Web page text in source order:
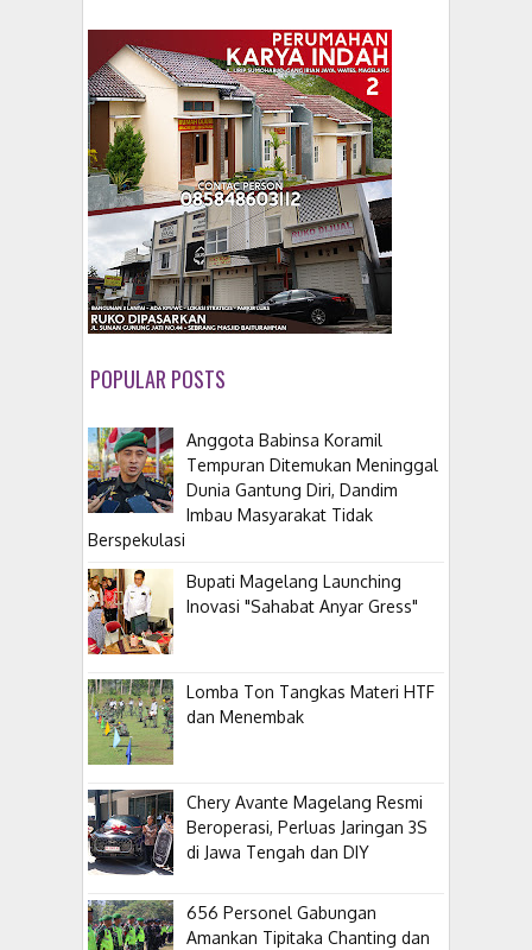
POPULAR POSTS
Anggota Babinsa Koramil
Tempuran Ditemukan Meninggal
Dunia Gantung Diri, Dandim
Imbau Masyarakat Tidak
Berspekulasi
Bupati Magelang Launching
Inovasi "Sahabat Anyar Gress"
Lomba Ton Tangkas Materi HTF
dan Menembak
​Chery Avante Magelang Resmi
Beroperasi, Perluas Jaringan 3S
di Jawa Tengah dan DIY
656 Personel Gabungan
Amankan Tipitaka Chanting dan